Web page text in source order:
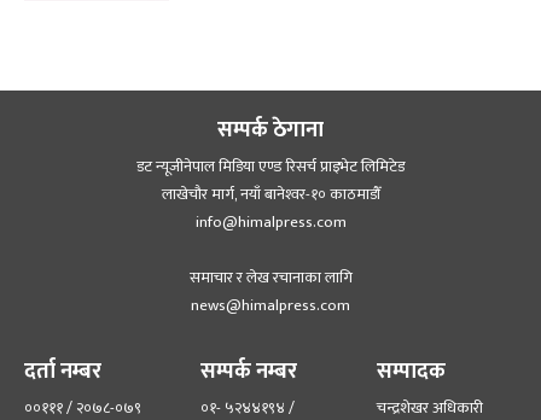
सम्पर्क ठेगाना
डट न्यूजीनेपाल मिडिया एण्ड रिसर्च प्राइभेट लिमिटेड
लाखेचौर मार्ग, नयाँ बानेश्‍वर-१० काठमाडौँ
info@himalpress.com
समाचार र लेख रचानाका लागि
news@himalpress.com
दर्ता नम्बर
००१११ / २०७८-०७९
सम्पर्क नम्बर
०१- ५२४४१९४ /
सम्पादक
चन्द्रशेखर अधिकारी